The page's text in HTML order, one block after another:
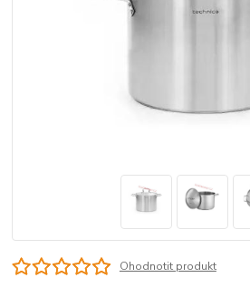
Ohodnotit produkt